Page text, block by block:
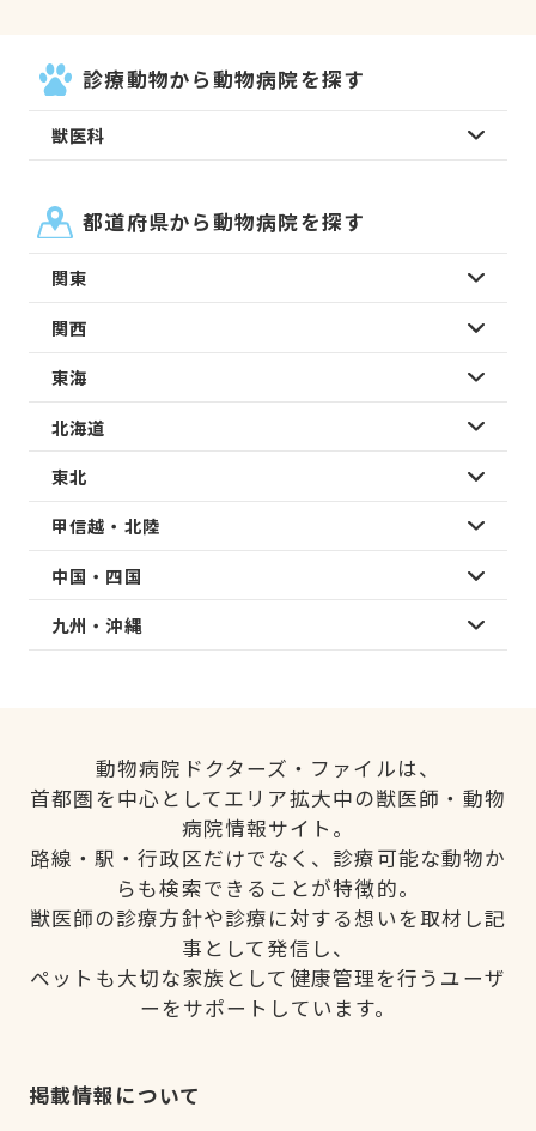
診療動物から動物病院を探す
獣医科
都道府県から動物病院を探す
関東
関西
東海
北海道
東北
甲信越・北陸
中国・四国
九州・沖縄
動物病院ドクターズ・ファイルは、
首都圏を中心としてエリア拡大中の獣医師・動物
病院情報サイト。
路線・駅・行政区だけでなく、診療可能な動物か
らも検索できることが特徴的。
獣医師の診療方針や診療に対する想いを取材し記
事として発信し、
ペットも大切な家族として健康管理を行うユーザ
ーをサポートしています。
掲載情報について